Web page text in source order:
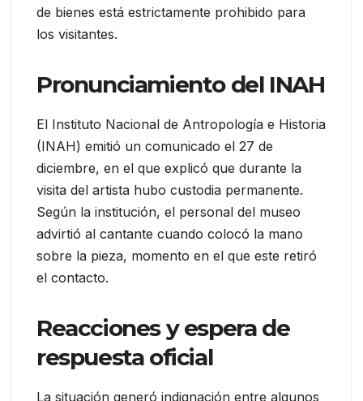
de bienes está estrictamente prohibido para
los visitantes.
Pronunciamiento del INAH
El Instituto Nacional de Antropología e Historia
(INAH) emitió un comunicado el 27 de
diciembre, en el que explicó que durante la
visita del artista hubo custodia permanente.
Según la institución, el personal del museo
advirtió al cantante cuando colocó la mano
sobre la pieza, momento en el que este retiró
el contacto.
Reacciones y espera de
respuesta oficial
La situación generó indignación entre algunos